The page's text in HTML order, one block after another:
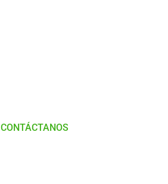
CONTÁCTANOS